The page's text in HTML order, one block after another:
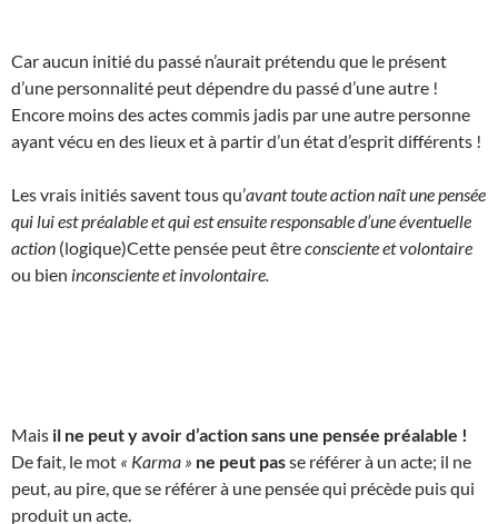
Car aucun initié du passé n’aurait prétendu que le présent
d’une personnalité peut dépendre du passé d’une autre !
Encore moins des actes commis jadis par une autre personne
ayant vécu en des lieux et à partir d’un état d’esprit différents !
Les vrais initiés savent tous qu’avant toute action naît une pensée
qui lui est préalable et qui est ensuite responsable d’une éventuelle
action (logique)Cette pensée peut êtreconsciente et volontaire
ou bien inconsciente et involontaire.
Mais il ne peut y avoir d’action sans une pensée préalable !
De fait, le mot « Karma » ne peut passe référer à un acte; il ne
peut, au pire, que se référer à une pensée qui précède puis qui
produit un acte.